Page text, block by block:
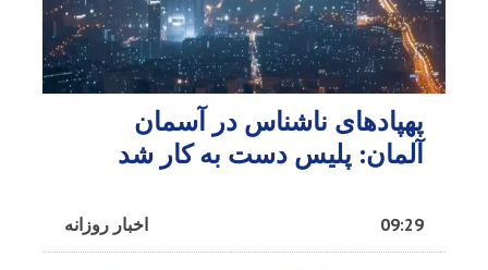
پهپادهای ناشناس در آسمان
آلمان: پلیس دست به کار شد
اخبار روزانه 09:29